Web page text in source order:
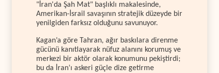
"İran'da Şah Mat" başlıklı makalesinde,
Amerikan-İsrail savaşının stratejik düzeyde bir
yenilgiden farksız olduğunu savunuyor.
Kagan’a göre Tahran, ağır baskılara direnme
gücünü kanıtlayarak nüfuz alanını korumuş ve
merkezi bir aktör olarak konumunu pekiştirdi;
bu da İran’ı askeri güçle dize getirme